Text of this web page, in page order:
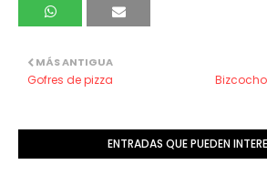
MÁS ANTIGUA
Gofres de pizza
ENTRADAS QUE PUEDEN